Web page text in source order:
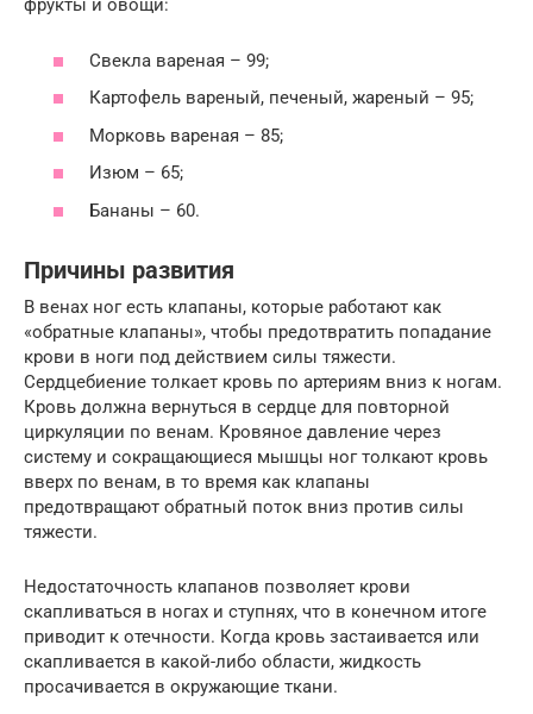
фрукты и овощи:
Свекла вареная – 99;
Картофель вареный, печеный, жареный – 95;
Морковь вареная – 85;
Изюм – 65;
Бананы – 60.
Причины развития
В венах ног есть клапаны, которые работают как
«обратные клапаны», чтобы предотвратить попадание
крови в ноги под действием силы тяжести.
Сердцебиение толкает кровь по артериям вниз к ногам.
Кровь должна вернуться в сердце для повторной
циркуляции по венам. Кровяное давление через
систему и сокращающиеся мышцы ног толкают кровь
вверх по венам, в то время как клапаны
предотвращают обратный поток вниз против силы
тяжести.
Недостаточность клапанов позволяет крови
скапливаться в ногах и ступнях, что в конечном итоге
приводит к отечности. Когда кровь застаивается или
скапливается в какой-либо области, жидкость
просачивается в окружающие ткани.